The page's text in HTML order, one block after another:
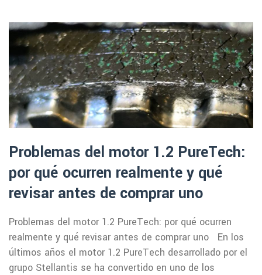
Problemas del motor 1.2 PureTech:
por qué ocurren realmente y qué
revisar antes de comprar uno
Problemas del motor 1.2 PureTech: por qué ocurren
realmente y qué revisar antes de comprar uno En los
últimos años el motor 1.2 PureTech desarrollado por el
grupo Stellantis se ha convertido en uno de los